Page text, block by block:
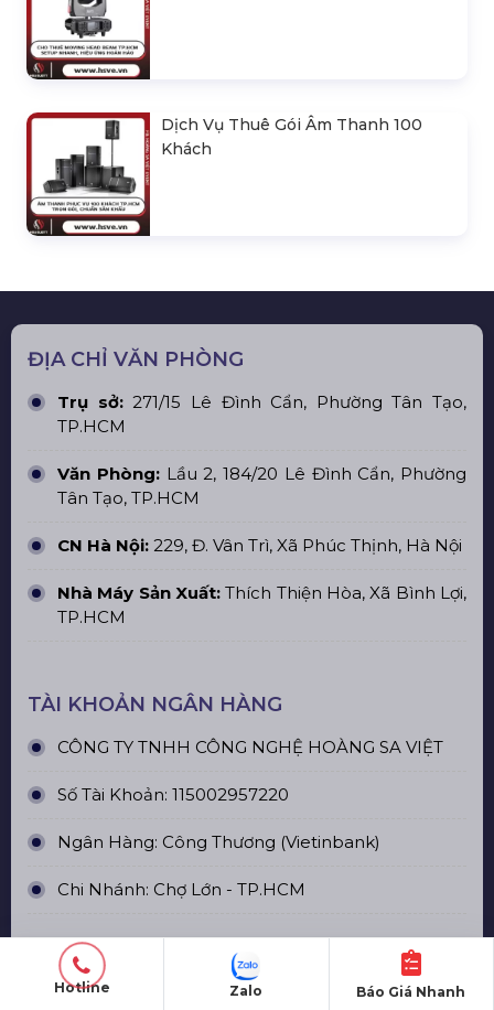
Dịch Vụ Thuê Gói Âm Thanh 100
Khách
ĐỊA CHỈ VĂN PHÒNG
Trụ sở:271/15 Lê Đình Cẩn, Phường Tân Tạo,
TP.HCM
Văn Phòng:Lầu 2, 184/20 Lê Đình Cẩn, Phường
Tân Tạo, TP.HCM
CN Hà Nội: 229, Đ. Vân Trì, Xã Phúc Thịnh, Hà Nội
Nhà Máy Sản Xuất: Thích Thiện Hòa, Xã Bình Lợi,
TP.HCM
TÀI KHOẢN NGÂN HÀNG
CÔNG TY TNHH CÔNG NGHỆ HOÀNG SA VIỆT
Số Tài Khoản: 115002957220
Ngân Hàng: Công Thương (Vietinbank)
Chi Nhánh: Chợ Lớn - TP.HCM
Hotline Báo Giá Nhanh
Zalo